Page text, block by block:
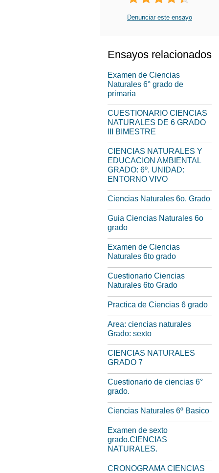
Denunciar este ensayo
Ensayos relacionados
Examen de Ciencias
Naturales 6° grado de
primaria
CUESTIONARIO CIENCIAS
NATURALES DE 6 GRADO
III BIMESTRE
CIENCIAS NATURALES Y
EDUCACION AMBIENTAL
GRADO: 6º. UNIDAD:
ENTORNO VIVO
Ciencias Naturales 6o. Grado
Guia Ciencias Naturales 6o
grado
Examen de Ciencias
Naturales 6to grado
Cuestionario Ciencias
Naturales 6to Grado
Practica de Ciencias 6 grado
Area: ciencias naturales
Grado: sexto
CIENCIAS NATURALES
GRADO 7
Cuestionario de ciencias 6°
grado.
Ciencias Naturales 6º Basico
Examen de sexto
grado.CIENCIAS
NATURALES.
CRONOGRAMA CIENCIAS